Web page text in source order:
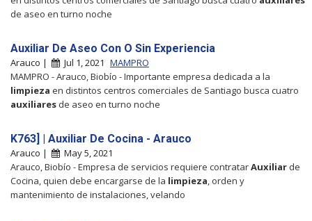
de aseo en turno noche
Auxiliar De Aseo Con O Sin Experiencia
Arauco | Jul 1, 2021 MAMPRO
MAMPRO - Arauco, Biobío - Importante empresa dedicada a la
limpieza en distintos centros comerciales de Santiago busca cuatro
auxiliares de aseo en turno noche
K763] | Auxiliar De Cocina - Arauco
Arauco |
May 5, 2021
Arauco, Biobío - Empresa de servicios requiere contratarAuxiliar de
Cocina, quien debe encargarse de la limpieza , orden y
mantenimiento de instalaciones, velando